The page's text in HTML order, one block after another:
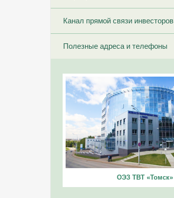
Канал прямой связи инвесторов
Полезные адреса и телефоны
ОЭЗ ТВТ «Томск»